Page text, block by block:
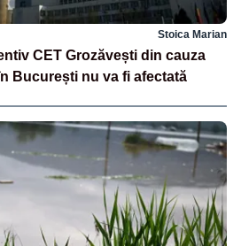
Stoica Marian
CET Grozăvești din cauza
București nu va fi afectată